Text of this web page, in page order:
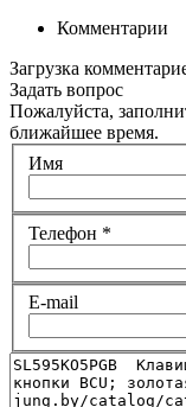
Комментарии
Загрузка
Задать вопрос
Пожалуйста,
ближайшее время.
Имя
Телефон *
E-mail